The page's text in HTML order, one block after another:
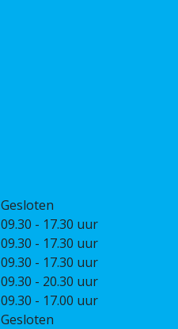
Gesloten
09.30 - 17.30 uur
09.30 - 17.30 uur
09.30 - 17.30 uur
09.30 - 20.30 uur
09.30 - 17.00 uur
Gesloten